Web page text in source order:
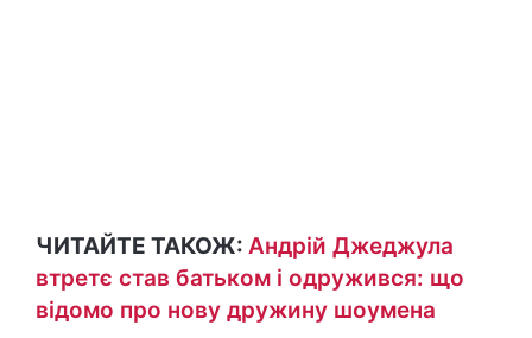
ЧИТАЙТЕ ТАКОЖ: Андрій Джеджула
втретє став батьком і одружився: що
відомо про нову дружину шоумена